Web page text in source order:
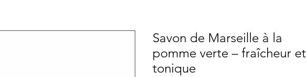
Savon de Marseille à la
pomme verte – fraîcheur et
tonique